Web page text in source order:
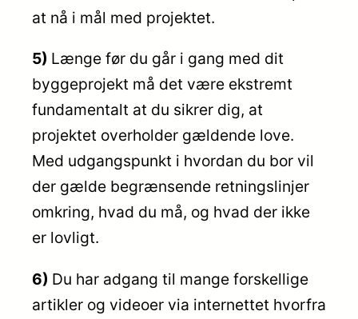
at nå i mål med projektet.
5) Længe før du går i gang med dit
byggeprojekt må det være ekstremt
fundamentalt at du sikrer dig, at
projektet overholder gældende love.
Med udgangspunkt i hvordan du bor vil
der gælde begrænsende retningslinjer
omkring, hvad du må, og hvad der ikke
er lovligt.
6) Du har adgang til mange forskellige
artikler og videoer via internettet hvorfra